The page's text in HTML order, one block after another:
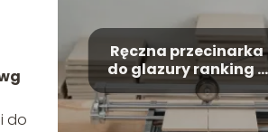
do
Ręczna przecinarka
do glazury ranking –
które modele warto
kupić?